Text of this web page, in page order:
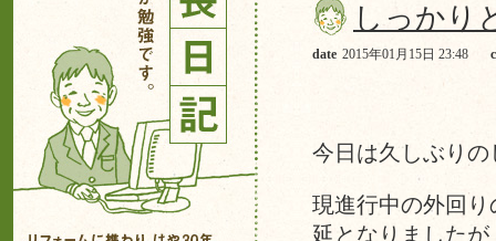
しっかり
date 2015年01月15日 23:48
今日は久しぶり
現進行中の外回
延となりました